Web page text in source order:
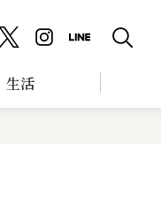
生活